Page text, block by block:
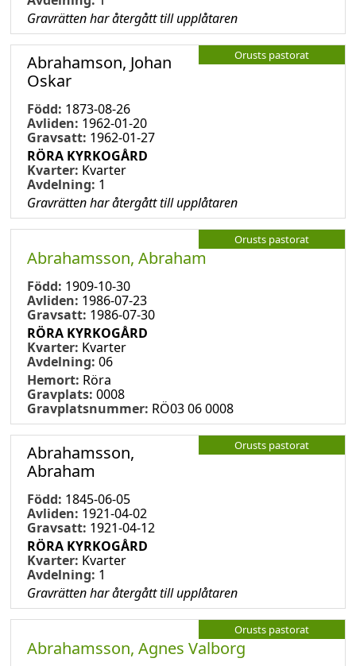
Gravrätten har återgått till upplåtaren
Orusts pastorat
Abrahamson, Johan
Oskar
Född: 1873-08-26
Avliden: 1962-01-20
Gravsatt: 1962-01-27
RÖRA KYRKOGÅRD
Kvarter: Kvarter
Avdelning: 1
Gravrätten har återgått till upplåtaren
Orusts pastorat
Abrahamsson, Abraham
Född: 1909-10-30
Avliden: 1986-07-23
Gravsatt: 1986-07-30
RÖRA KYRKOGÅRD
Kvarter: Kvarter
Avdelning: 06
Hemort: Röra
Gravplats: 0008
Gravplatsnummer: RÖ03 06 0008
Orusts pastorat
Abrahamsson,
Abraham
Född: 1845-06-05
Avliden: 1921-04-02
Gravsatt: 1921-04-12
RÖRA KYRKOGÅRD
Kvarter: Kvarter
Avdelning: 1
Gravrätten har återgått till upplåtaren
Orusts pastorat
Abrahamsson, Agnes Valborg